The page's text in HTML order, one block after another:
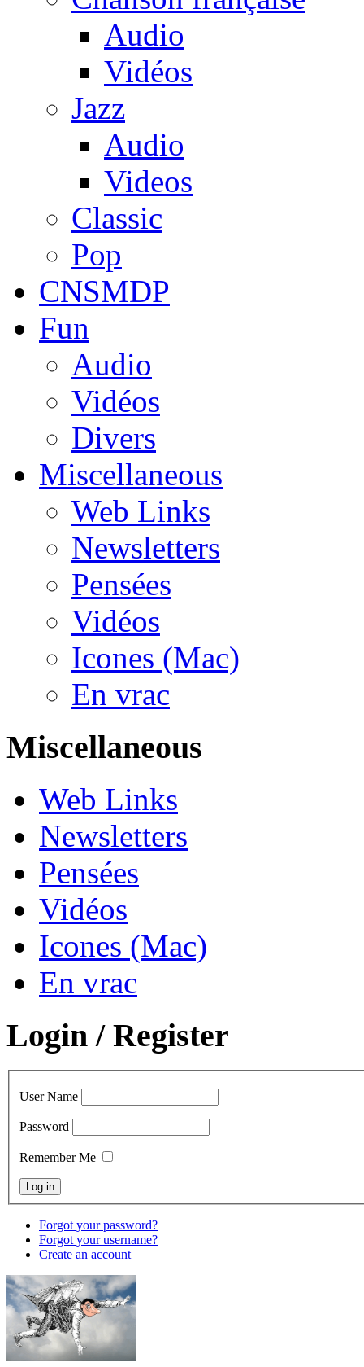
Audio
Vidéos
Jazz
Audio
Videos
Classic
Pop
CNSMDP
Fun
Audio
Vidéos
Divers
Miscellaneous
Web Links
Newsletters
Pensées
Vidéos
Icones (Mac)
En vrac
Miscellaneous
Web Links
Newsletters
Pensées
Vidéos
Icones (Mac)
En vrac
Login / Register
User Name
Password
Remember Me
Forgot your password?
Forgot your username?
Create an account